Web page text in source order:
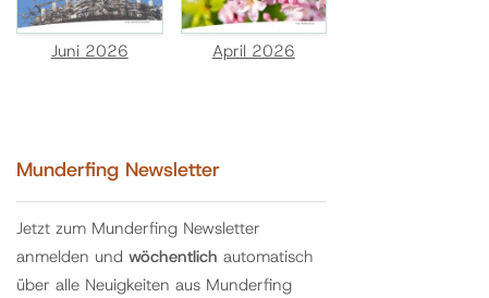
Juni 2026 April 2026
Munderfing Newsletter
Jetzt zum Munderfing Newsletter
anmelden und wöchentlich automatisch
über alle Neuigkeiten aus Munderfing